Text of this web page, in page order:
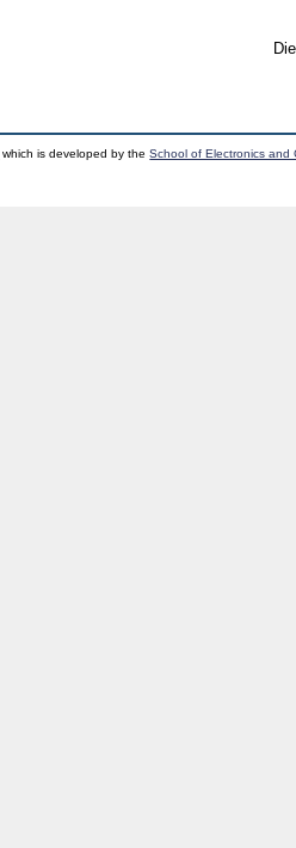
which is developed by theSchool of Electronics and